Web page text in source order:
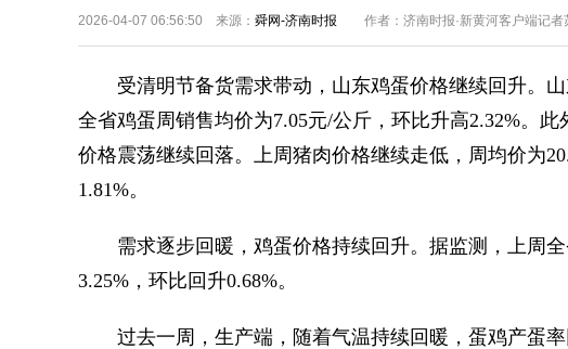
2026-04-07 06:56:50 来源： 舜网-济南时报 作者：济南时报·新黄河客户端记者
受清明节备货需求带动，山东鸡蛋价格继续回升。山
全省鸡蛋周销售均价为7.05元/公斤，环比升高2.32%。
价格震荡继续回落。上周猪肉价格继续走低，周均价为
1.81%。
需求逐步回暖，鸡蛋价格持续回升。据监测，上周全
3.25%，环比回升0.68%。
过去一周，生产端，随着气温持续回暖，蛋鸡产蛋率